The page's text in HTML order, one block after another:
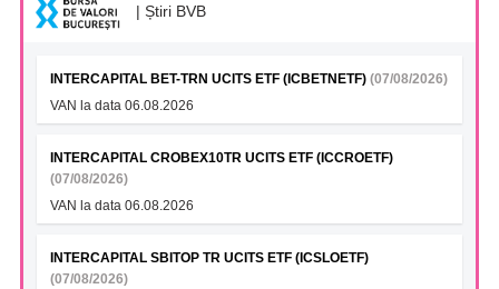
| Știri BVB
INTERCAPITAL BET-TRN UCITS ETF (ICBETNETF) (07/08/2026)
VAN la data 06.08.2026
INTERCAPITAL CROBEX10TR UCITS ETF (ICCROETF)
(07/08/2026)
VAN la data 06.08.2026
INTERCAPITAL SBITOP TR UCITS ETF (ICSLOETF)
(07/08/2026)